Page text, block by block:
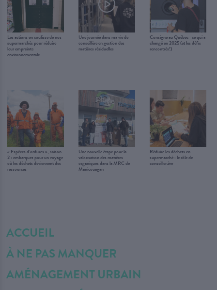
Les actions en coulisse de nos
supermarchés pour réduire
leur empreinte
environnementale
Une journée dans ma vie de
conseillère en gestion des
matières résiduelles
Consigne au Québec : ce qui a
changé en 2025 (et les défis
rencontrés!)
« Espèces d’ordures », saison
2 : embarquez pour un voyage
où les déchets deviennent des
ressources
Une nouvelle étape pour la
valorisation des matières
organiques dans la MRC de
Manicouagan
Réduire les déchets en
supermarché : le rôle de
conseiller.ère
ACCUEIL
À NE PAS MANQUER
AMÉNAGEMENT URBAIN